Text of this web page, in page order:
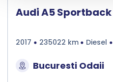
Audi A5 Sportback
2017 235022 km Diesel
Bucuresti Odaii